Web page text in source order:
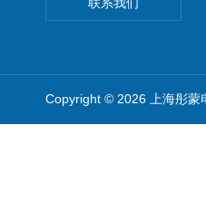
Copyright © 2026 上海彤蒙